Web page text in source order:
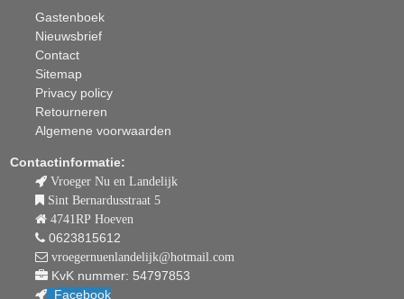
Gastenboek
Nieuwsbrief
Contact
Sitemap
Privacy policy
Retourneren
Algemene voorwaarden
Contactinformatie:
Vroeger Nu en Landelijk
Sint Bernardusstraat 5
4741RP Hoeven
0623815612
vroegernuenlandelijk@hotmail.com
KvK nummer: 54797853
Facebook